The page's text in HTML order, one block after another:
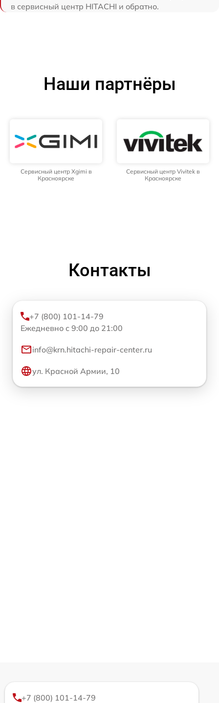
в сервисный центр HITACHI и обратно.
Наши партнёры
Сервисный центр Xgimi в
Красноярске
Сервисный центр Vivitek в
Красноярске
Контакты
+7 (800) 101-14-79
Ежедневно с 9:00 до 21:00
info@krn.hitachi-repair-center.ru
ул. Красной Армии, 10
+7 (800) 101-14-79